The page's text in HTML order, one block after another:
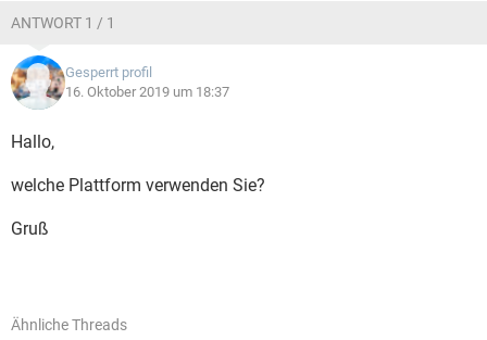
ANTWORT 1 / 1
Gesperrt profil
16. Oktober 2019 um 18:37
Hallo,
welche Plattform verwenden Sie?
Gruß
Ähnliche Threads